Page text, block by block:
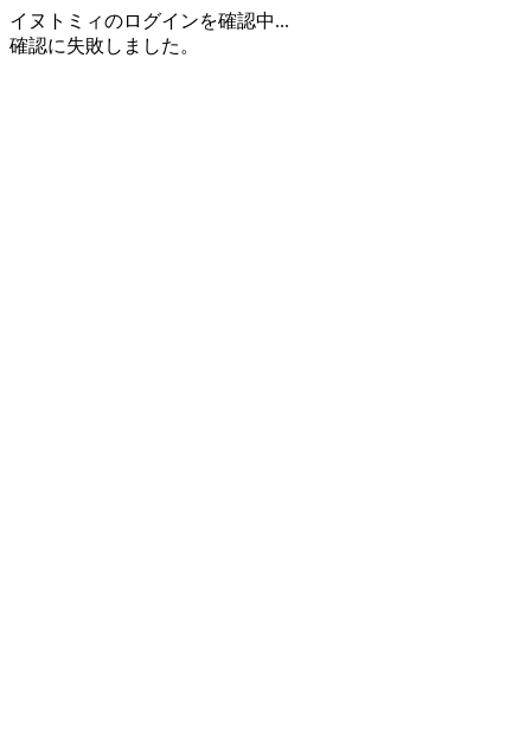
イヌトミィのログインを確認中...
確認に失敗しました。